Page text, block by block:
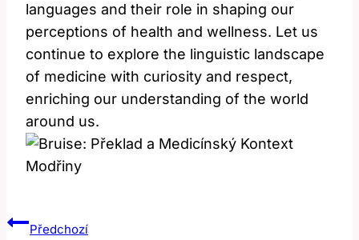
languages and their role in shaping our
perceptions of health and wellness. Let us
continue to explore the linguistic landscape
of medicine with curiosity and respect,
enriching our understanding of the world
around us.
Navigace
Předchozí